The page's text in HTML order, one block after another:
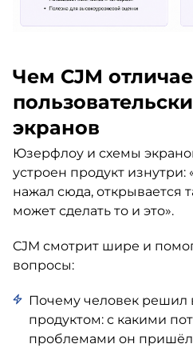
Чем CJM
экранов
Юзерфлоу и схемы
устроен продукт изнутри:
нажал сюда, открывается
может сделать то и это».
CJM смотрит шире и
вопросы:
Почему человек решил
продуктом: с какими
проблемами он